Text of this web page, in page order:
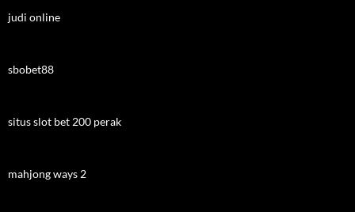
judi online
sbobet88
situs slot bet 200 perak
mahjong ways 2